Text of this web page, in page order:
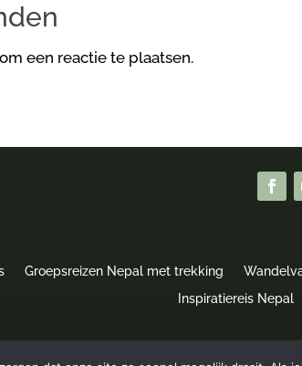
om een reactie te plaatsen.
Groepsreizen Nepal met trekking
Inspiratiereis Nepal